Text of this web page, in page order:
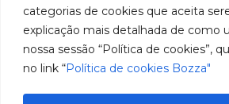
categorias de cookies que aceita
explicação mais detalhada de como
nossa sessão “Política de cookies”,
no link “Política de cookies Bozza"